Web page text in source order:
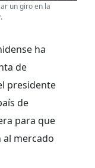
un giro en la
ha
de
presidente
de
para que
mercado